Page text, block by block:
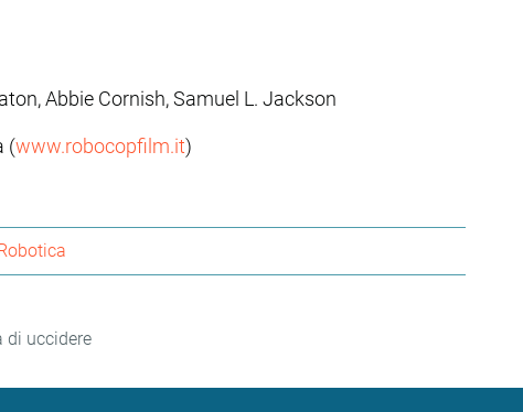
Abbie Cornish, Samuel L. Jackson
(www.robocopfilm.it)
Robotica
di uccidere